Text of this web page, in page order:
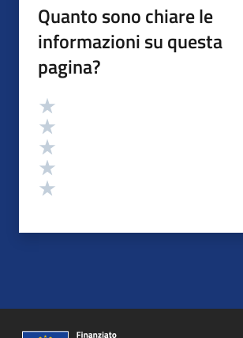
Quanto sono chiare le
informazioni su questa
pagina?
Valutazione